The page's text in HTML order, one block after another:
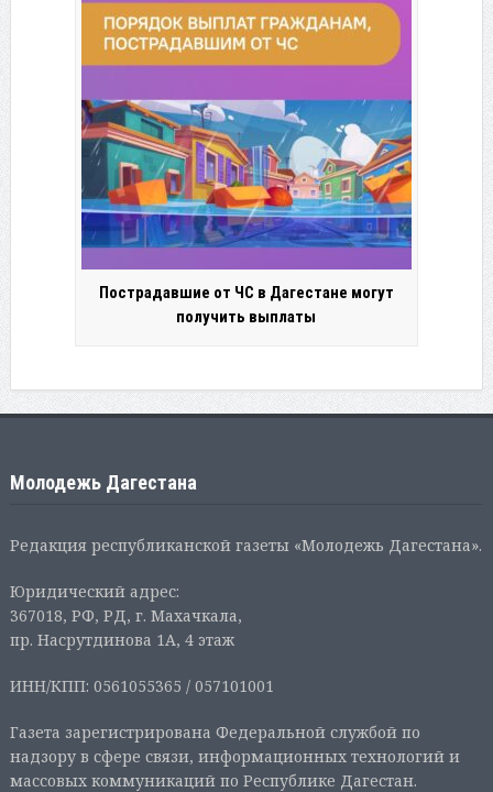
Пострадавшие от ЧС в Дагестане могут
получить выплаты
Молодежь Дагестана
Редакция республиканской газеты «Молодежь Дагестана».
Юридический адрес:
367018, РФ, РД, г. Махачкала,
пр. Насрутдинова 1А, 4 этаж
ИНН/КПП: 0561055365 / 057101001
Газета зарегистрирована Федеральной службой по
надзору в сфере связи, информационных технологий и
массовых коммуникаций по Республике Дагестан.